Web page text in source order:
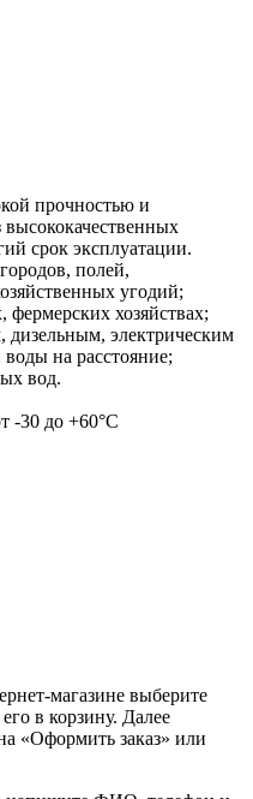
прочностью и
высококачественных
срок эксплуатации.
полей,
угодий;
фермерских хозяйствах;
дизельным, электрическим
на расстояние;
вод.
-30 до +60°C
магазине выберите
в корзину. Далее
«Оформить заказ» или